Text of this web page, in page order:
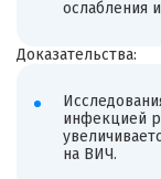
ослабления
Доказательства:
инфекцией
на ВИЧ.